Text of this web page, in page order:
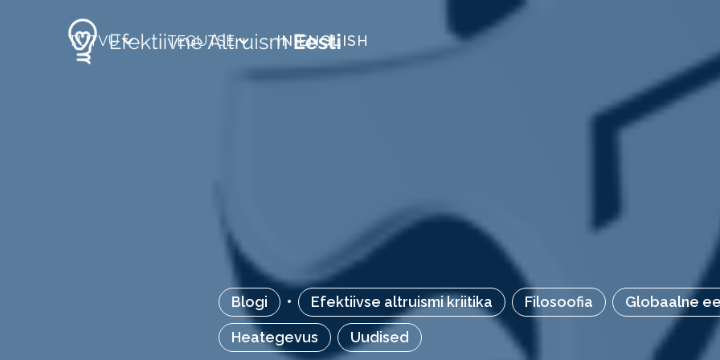
TUTVU TEGUTSE IN ENGLISH
Blogi • Efektiivse altruismi kriitika Filosoofia Globaalne
Heategevus Uudised